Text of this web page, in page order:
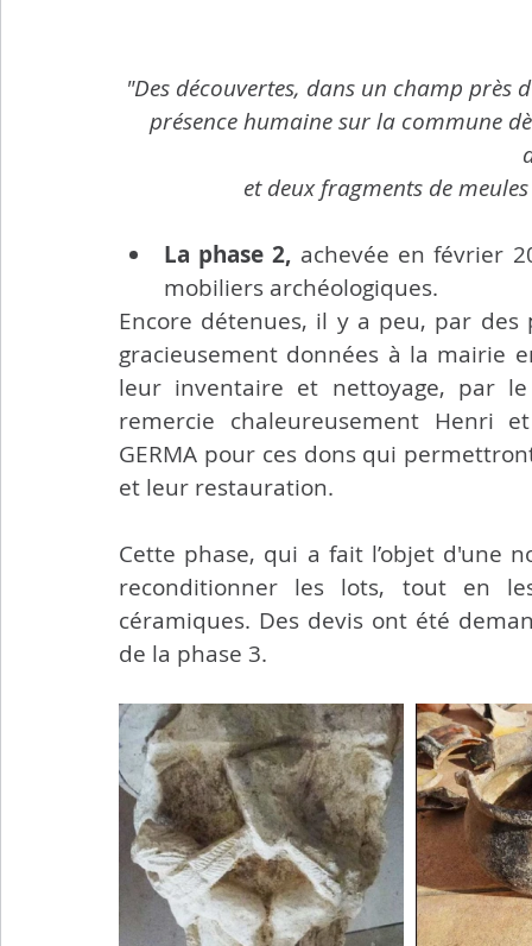
"Des découvertes, dans un champ près
présence humaine sur la commune
et deux fragments de
La phase 2, achevée en février
mobiliers archéologiques.
Encore détenues, il y a peu, par
gracieusement données à la mairie
leur inventaire et nettoyage, par
remercie chaleureusement Henri
GERMA pour ces dons qui
et leur restauration.
Cette phase, qui a fait l’objet d'une
reconditionner les lots, tout en
céramiques. Des devis ont été
de la phase 3.